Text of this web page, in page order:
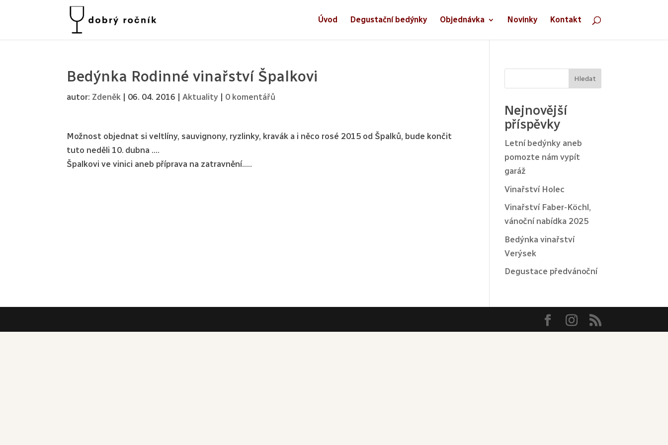
Úvod Degustační bedýnky Objednávka Novinky Kontakt
Bedýnka Rodinné vinařství Špalkovi
autor: Zdeněk 06. 04. 2016 |Aktuality 0 komentářů
Možnost objednat si veltlíny, sauvignony, ryzlinky, kravák a i něco rosé 2015 od Špalků, bude končit
tuto neděli 10. dubna ….
Špalkovi ve vinici aneb příprava na zatravnění…..
Hledat
Nejnovější
příspěvky
Letní bedýnky aneb
pomozte nám vypít
garáž
Vinařství Holec
Vinařství Faber-Köchl,
vánoční nabídka 2025
Bedýnka vinařství
Verýsek
Degustace předvánoční